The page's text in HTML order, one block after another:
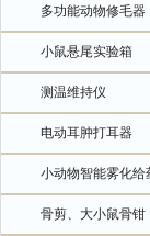
多功能动物修毛器
小鼠悬尾实验箱
测温维持仪
电动耳肿打耳器
小动物智能雾化给
骨剪、大小鼠骨钳